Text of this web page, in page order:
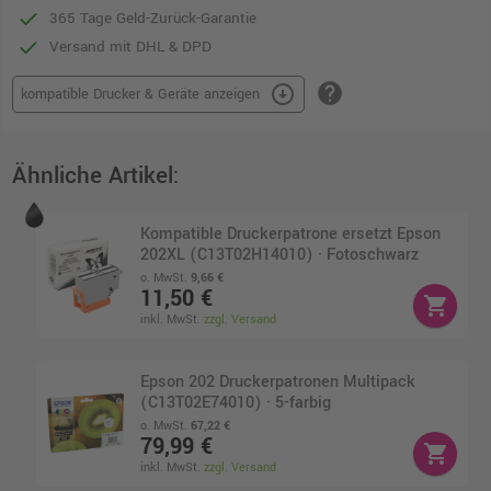
365 Tage Geld-Zurück-Garantie
Versand mit DHL & DPD
kompatible Drucker & Geräte anzeigen arrow_circle_down help
Ähnliche Artikel:
Kompatible Druckerpatrone ersetzt Epson
202XL (C13T02H14010) · Fotoschwarz
o. MwSt.9,66 €
11,50 €
inkl. MwSt.zzgl. Versand
shopping_cart
Epson 202 Druckerpatronen Multipack
(C13T02E74010) · 5-farbig
o. MwSt. 67,22 €
79,99 €
inkl. MwSt.zzgl. Versand
shopping_cart